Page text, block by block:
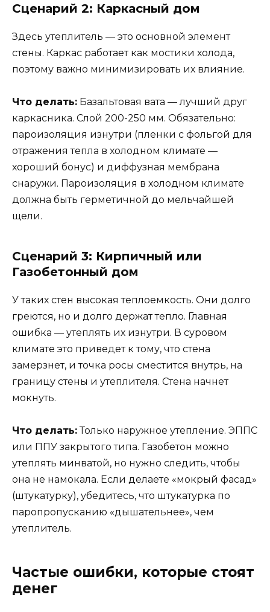
Сценарий 2: Каркасный дом
Здесь утеплитель — это основной элемент
стены. Каркас работает как мостики холода,
поэтому важно минимизировать их влияние.
Что делать: Базальтовая вата — лучший друг
каркасника. Слой 200-250 мм. Обязательно:
пароизоляция изнутри (пленки с фольгой для
отражения тепла в холодном климате —
хороший бонус) и диффузная мембрана
снаружи. Пароизоляция в холодном климате
должна быть герметичной до мельчайшей
щели.
Сценарий 3: Кирпичный или
Газобетонный дом
У таких стен высокая теплоемкость. Они долго
греются, но и долго держат тепло. Главная
ошибка — утеплять их изнутри. В суровом
климате это приведет к тому, что стена
замерзнет, и точка росы сместится внутрь, на
границу стены и утеплителя. Стена начнет
мокнуть.
Что делать:Только наружное утепление. ЭППС
или ППУ закрытого типа. Газобетон можно
утеплять минватой, но нужно следить, чтобы
она не намокала. Если делаете «мокрый фасад»
(штукатурку), убедитесь, что штукатурка по
паропропусканию «дышательнее», чем
утеплитель.
Частые ошибки, которые стоят
денег